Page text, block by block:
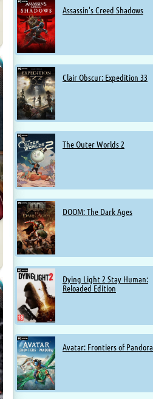
Assassin's Creed Shadows
Clair Obscur: Expedition 33
The Outer Worlds 2
DOOM: The Dark Ages
Dying Light 2 Stay Human:
Reloaded Edition
Avatar: Frontiers of Pandora